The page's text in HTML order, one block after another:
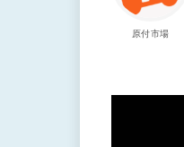
原付市場